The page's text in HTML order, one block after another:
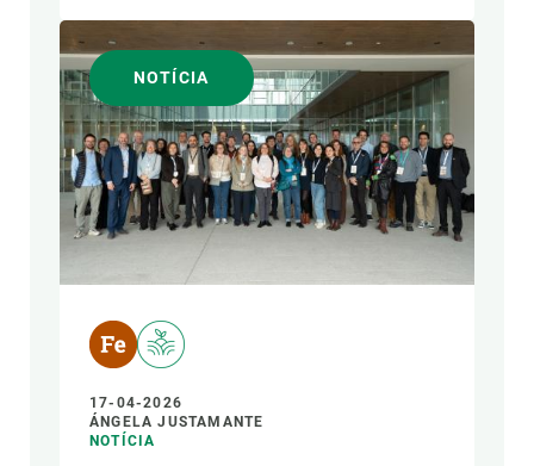
NOTÍCIA
17-04-2026
ÁNGELA JUSTAMANTE
NOTÍCIA